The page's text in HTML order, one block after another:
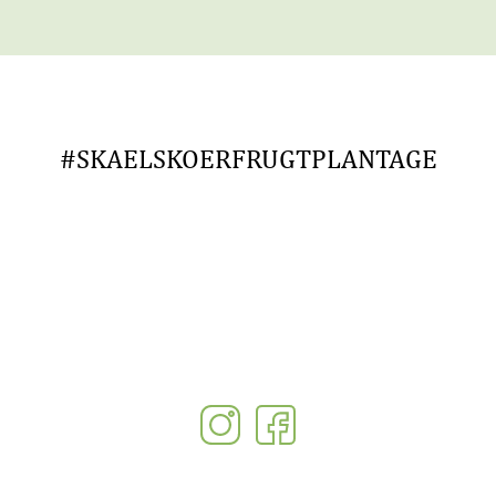
#SKAELSKOERFRUGTPLANTAGE